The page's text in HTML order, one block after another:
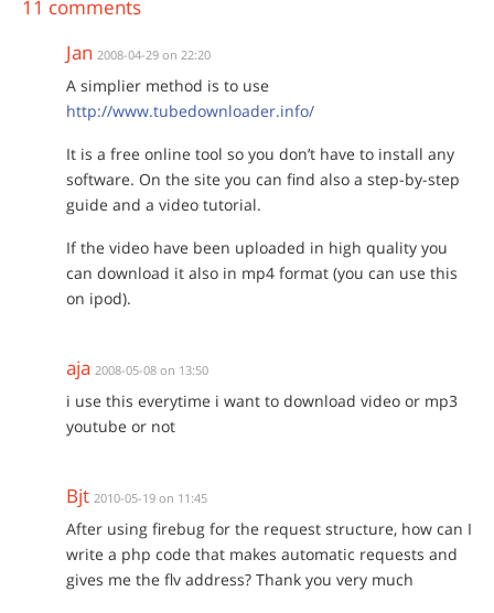
11 comments
Jan 2008-04-29 on 22:20
A simplier method is to use
http://www.tubedownloader.info/
It is a free online tool so you don’t have to install any
software. On the site you can find also a step-by-step
guide and a video tutorial.
If the video have been uploaded in high quality you
can download it also in mp4 format (you can use this
on ipod).
aja 2008-05-08 on 13:50
i use this everytime i want to download video or mp3
youtube or not
Bjt 2010-05-19 on 11:45
After using firebug for the request structure, how can I
write a php code that makes automatic requests and
gives me the flv address? Thank you very much